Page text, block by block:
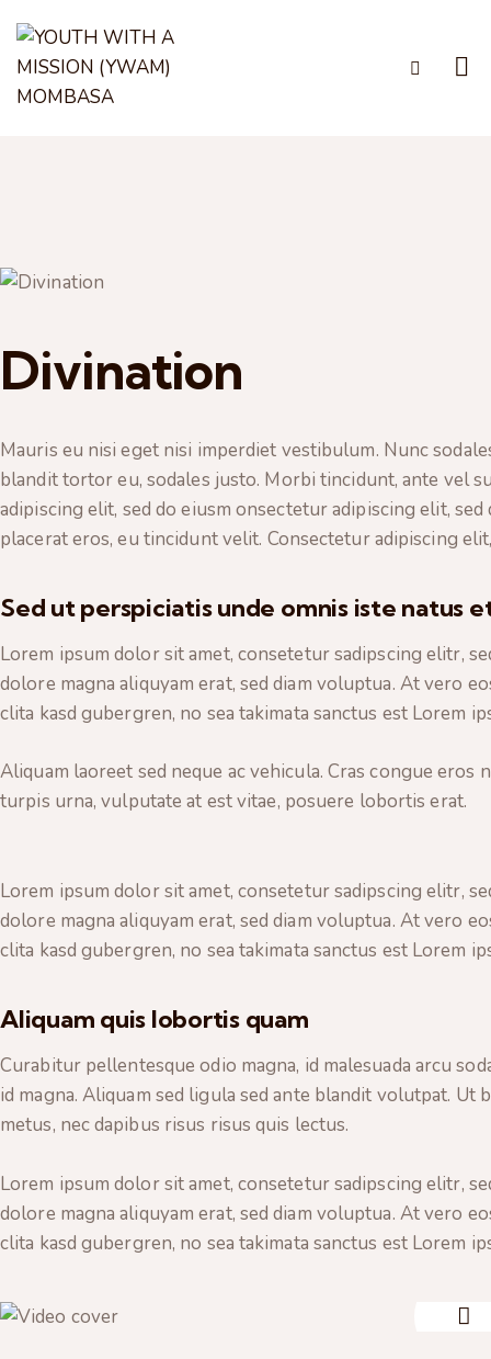
Divination
Mauris eu nisi eget nisi imperdiet vestibulum. Nunc
blandit tortor eu, sodales justo. Morbi tincidunt, ante vel
adipiscing elit, sed do eiusm onsectetur adipiscing elit,
placerat eros, eu tincidunt velit. Consectetur adipiscing
Sed ut perspiciatis unde omnis iste natus
Lorem ipsum dolor sit amet, consetetur sadipscing elitr,
dolore magna aliquyam erat, sed diam voluptua. At vero
clita kasd gubergren, no sea takimata sanctus est Lorem
Aliquam laoreet sed neque ac vehicula. Cras congue eros
turpis urna, vulputate at est vitae, posuere lobortis erat.
Lorem ipsum dolor sit amet, consetetur sadipscing elitr,
dolore magna aliquyam erat, sed diam voluptua. At vero
clita kasd gubergren, no sea takimata sanctus est Lorem
Aliquam quis lobortis quam
Curabitur pellentesque odio magna, id malesuada arcu
id magna. Aliquam sed ligula sed ante blandit volutpat.
metus, nec dapibus risus risus quis lectus.
Lorem ipsum dolor sit amet, consetetur sadipscing elitr,
dolore magna aliquyam erat, sed diam voluptua. At vero
clita kasd gubergren, no sea takimata sanctus est Lorem